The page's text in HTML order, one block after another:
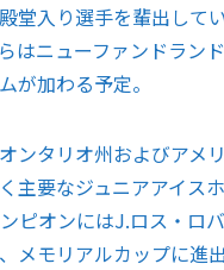
堂入り選手を輩出して
はニューファンドラン
が加わる予定。
ンタリオ州およびアメ
主要なジュニアアイス
ピオンにはJ.ロス・ロ
メモリアルカップに進